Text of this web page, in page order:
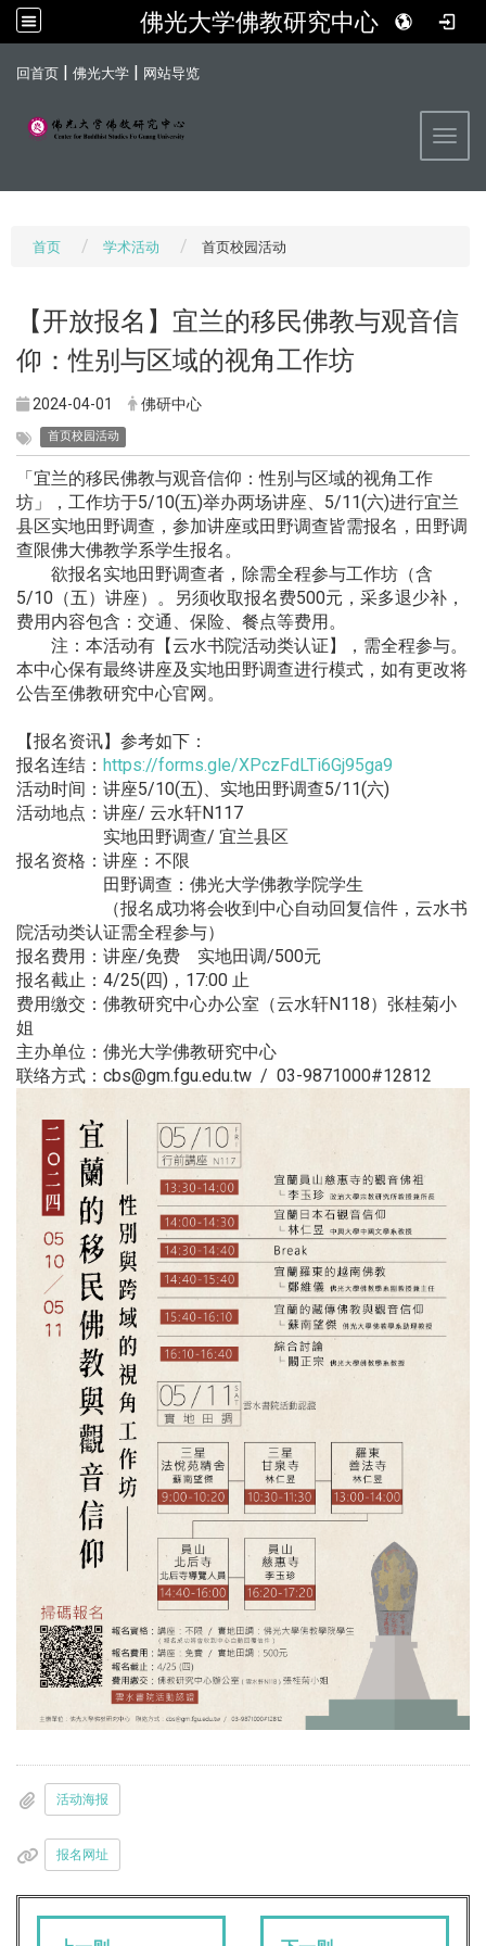
佛光大学佛教研究中心
回首页 | 佛光大学 | 网站导览
首页 学术活动 首页校园活动
【开放报名】宜兰的移民佛教与观音信
仰：性别与区域的视角工作坊
2024-04-01 佛研中心
首页校园活动
「宜兰的移民佛教与观音信仰：性别与区域的视角工作
坊」，工作坊于5/10(五)举办两场讲座、5/11(六)进行宜兰
县区实地田野调查，参加讲座或田野调查皆需报名，田野调
查限佛大佛教学系学生报名。
欲报名实地田野调查者，除需全程参与工作坊（含
5/10（五）讲座）。另须收取报名费500元，采多退少补，
费用内容包含：交通、保险、餐点等费用。
注：本活动有【云水书院活动类认证】，需全程参与。
本中心保有最终讲座及实地田野调查进行模式，如有更改将
公告至佛教研究中心官网。
【报名资讯】参考如下：
报名连结： https://forms.gle/XPczFdLTi6Gj95ga9
活动时间：讲座5/10(五)、实地田野调查5/11(六)
活动地点：讲座/ 云水轩N117
实地田野调查/ 宜兰县区
报名资格：讲座：不限
田野调查：佛光大学佛教学院学生
（报名成功将会收到中心自动回复信件，云水书
院活动类认证需全程参与）
报名费用：讲座/免费 实地田调/500元
报名截止：4/25(四)，17:00 止
费用缴交：佛教研究中心办公室（云水轩N118）张桂菊小
姐
主办单位：佛光大学佛教研究中心
联络方式：cbs@gm.fgu.edu.tw / 03-9871000#12812
活动海报
报名网址